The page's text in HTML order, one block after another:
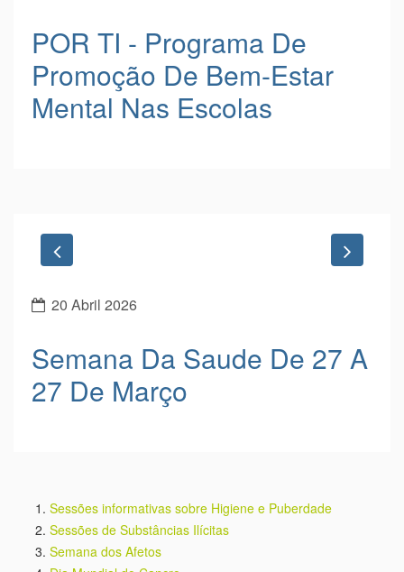
POR TI - Programa De
Promoção De Bem-Estar
Mental Nas Escolas
Previous Next
20 Abril 2026
Semana Da Saude De 27 A
27 De Março
Sessões informativas sobre Higiene e Puberdade
Sessões de Substâncias Ilícitas
Semana dos Afetos